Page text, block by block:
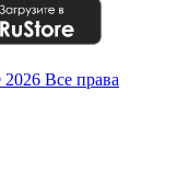
Все права